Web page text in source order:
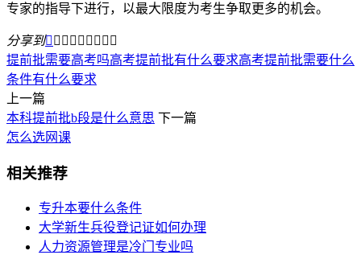
专家的指导下进行，以最大限度为考生争取更多的机会。
分享到        
提前批需要高考吗高考提前批有什么要求高考提前批需要什么
条件有什么要求
上一篇
本科提前批b段是什么意思 下一篇
怎么选网课
相关推荐
专升本要什么条件
大学新生兵役登记证如何办理
人力资源管理是冷门专业吗